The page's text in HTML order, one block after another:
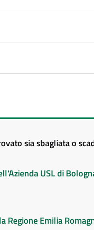
sia sbagliata o
USL di
Regione Emilia